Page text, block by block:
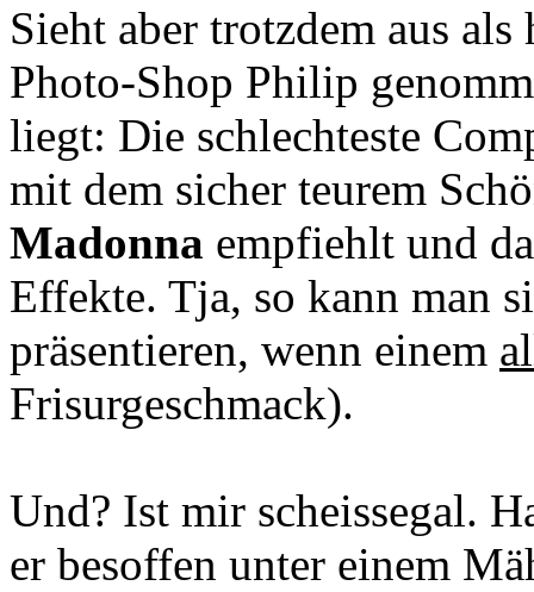
Sieht aber trotzdem aus
Photo-Shop Philip
liegt: Die schlechteste
mit dem sicher teurem
Madonna empfiehlt und
Effekte. Tja, so kann man
präsentieren, wenn einem
Frisurgeschmack).
Und? Ist mir scheissegal.
er besoffen unter einem